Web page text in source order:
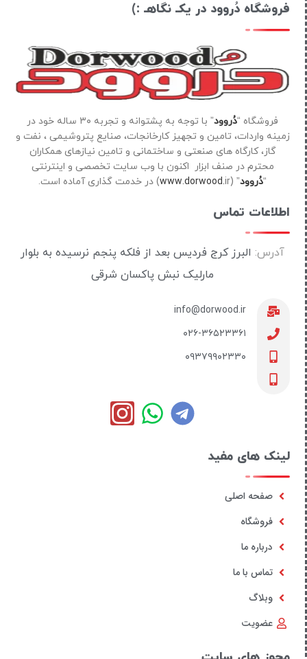
فروشگاه دُروود در یکـ نگاهـ :)
فروشگاه “دُروود
” با توجه به پشتوانه و تجربه ۳۰ ساله خود در
زمینه واردات، تامین و تجهیز کارخانجات، صنایع پتروشیمی ، نفت و
گاز، کارگاه های صنعتی و ساختمانی و تامین نیازهای همکاران
محترم در صنف ابزار اکنون با وب سایت تخصصی و اینترنتی
“دُروود” (
www.dorwood.ir) در خدمت گذاری آماده است.
اطلاعات تماس
آدرس: البرز کرج فردیس بعد از فلکه پنجم نرسیده به بلوار
مارلیک نبش پاکسان شرقی
info@dorwood.ir
۰۲۶-۳۶۵۲۳۳۶۱
۰۹۳۷۹۹۰۲۳۳۰
لینک های مفید
صفحه اصلی
فروشگاه
درباره ما
تماس با ما
وبلاگ
عضویت